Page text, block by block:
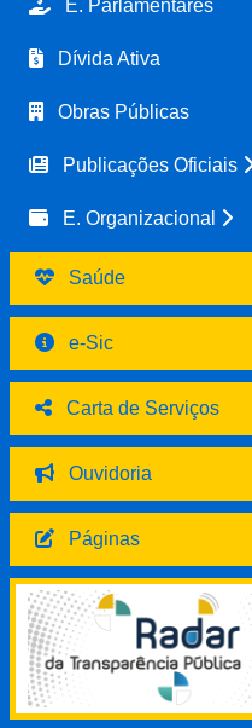
E. Parlamentares
Dívida Ativa
Obras Públicas
Publicações Oficiais
E. Organizacional
Saúde
e-Sic
Carta de Serviços
Ouvidoria
Páginas